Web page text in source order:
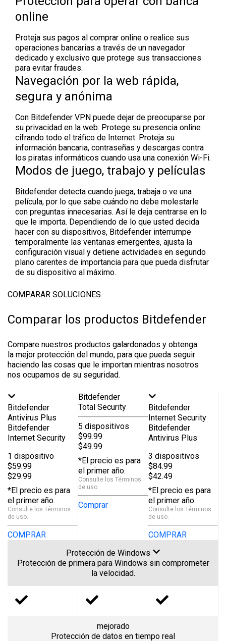
online
Proteja sus pagos al comprar online o realice sus
operaciones bancarias a través de un navegador
dedicado y exclusivo que protege sus transacciones
para evitar fraudes.
Navegación por la web rápida,
segura y anónima
Con Bitdefender VPN puede dejar de preocuparse por
su privacidad en la web. Protege su presencia online
cifrando todo el tráfico de Internet. Proteja su
información bancaria, contraseñas y descargas contra
los piratas informáticos cuando usa una conexión Wi-Fi.
Modos de juego, trabajo y películas
Bitdefender detecta cuando juega, trabaja o ve una
película, por lo que sabe cuándo no debe molestarle
con preguntas innecesarias. Así le deja centrarse en lo
que le importa. Dependiendo de lo que usted decida
hacer con su dispositivos, Bitdefender interrumpe
temporalmente las ventanas emergentes, ajusta la
configuración visual y detiene actividades en segundo
plano carentes de importancia para que pueda disfrutar
de su dispositivo al máximo.
COMPARAR SOLUCIONES
Comparar los productos Bitdefender
Compare nuestros productos galardonados y obtenga
la mejor protección del mundo, para que pueda seguir
haciendo las cosas que le importan mientras nosotros
nos ocupamos de su seguridad.
Bitdefender
Antivirus Plus
Bitdefender
Internet Security
1 dispositivo
$59.99
$29.99
*El precio es para
el primer año.
Consulte los Términos
de uso.
COMPRAR
Bitdefender
Total Security
5 dispositivos
$99.99
$49.99
*El precio es para
el primer año.
Consulte losTérminos
de uso.
Comprar
Bitdefender
Internet Security
Bitdefender
Antivirus Plus
3 dispositivos
$84.99
$42.49
*El precio es para
el primer año.
Consulte los Términos
de uso.
COMPRAR
Protección de Windows
Protección de primera para Windows sin comprometer
la velocidad.
mejorado
Protección de datos en tiempo real